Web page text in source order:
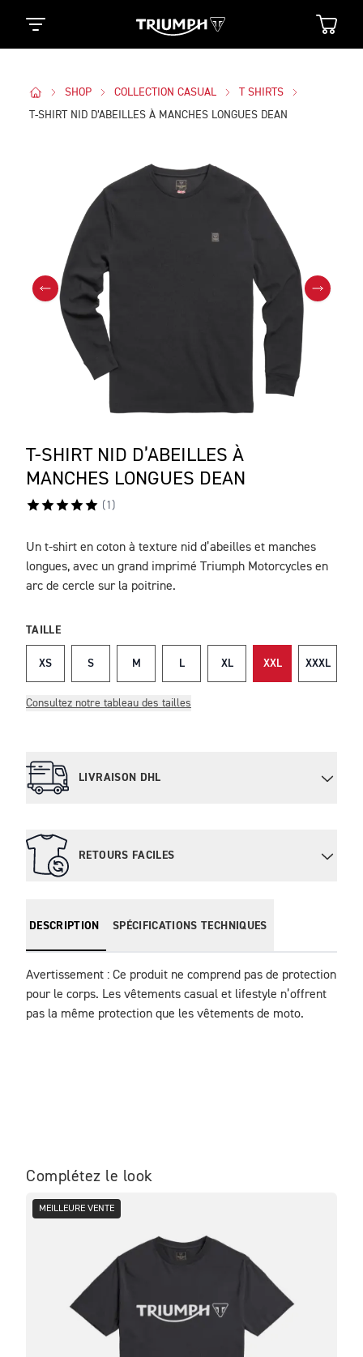
SHOP COLLECTION CASUAL
T SHIRTS
T-SHIRT NID D’ABEILLES À MANCHES LONGUES DEAN
T-SHIRT NID D’ABEILLES À
MANCHES LONGUES DEAN
( 1 )
DESCRIPTION
Un t-shirt en coton à texture nid d’abeilles et manches
longues, avec un grand imprimé Triumph Motorcycles en
arc de cercle sur la poitrine.
TAILLE
XS S M L XL XXL XXXL
Consultez notre tableau des tailles
LIVRAISON DHL
RETOURS FACILES
DESCRIPTION SPÉCIFICATIONS TECHNIQUES
Avertissement : Ce produit ne comprend pas de protection
pour le corps. Les vêtements casual et lifestyle n’offrent
pas la même protection que les vêtements de moto.
Complétez le look
MEILLEURE VENTE